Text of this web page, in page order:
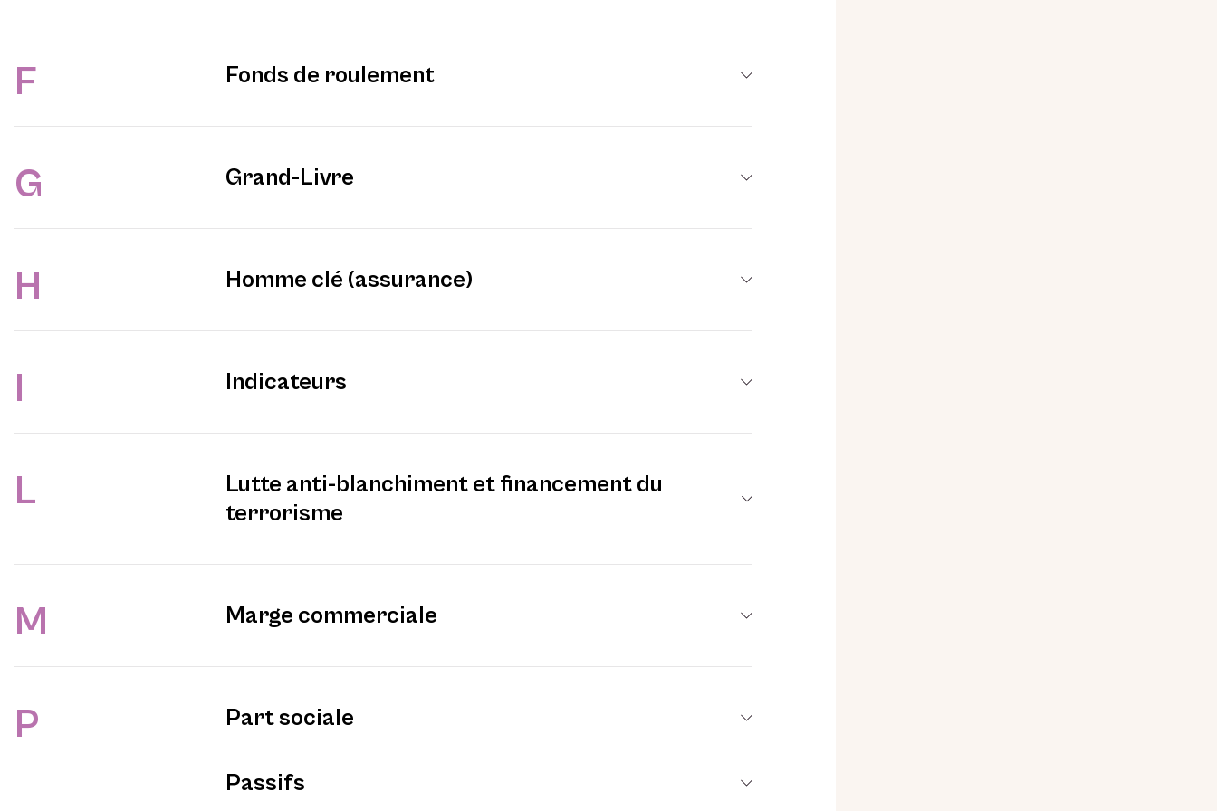
F Fonds de roulement
G Grand-Livre
H Homme clé (assurance)
I Indicateurs
L
Lutte anti-blanchiment et financement du
terrorisme
M Marge commerciale
P Part sociale
Passifs